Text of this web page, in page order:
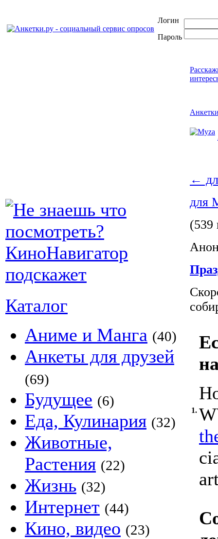
Логин
Пароль
Каталог
Аниме и Манга (40)
Анкеты для друзей
(69)
Будущее (6)
Еда, Кулинария (32)
Животные,
Растения (22)
Жизнь (32)
Интернет (44)
Кино, видео (23)
←
для
(539
1.